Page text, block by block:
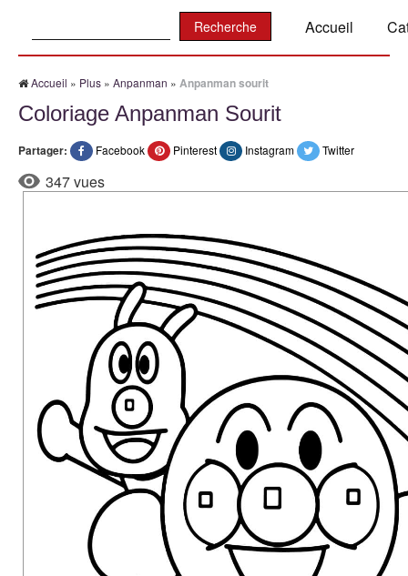
Accueil
Accueil » Plus » Anpanman » Anpanman sourit
Coloriage Anpanman Sourit
Partager: Facebook Pinterest Instagram Twitter
347 vues